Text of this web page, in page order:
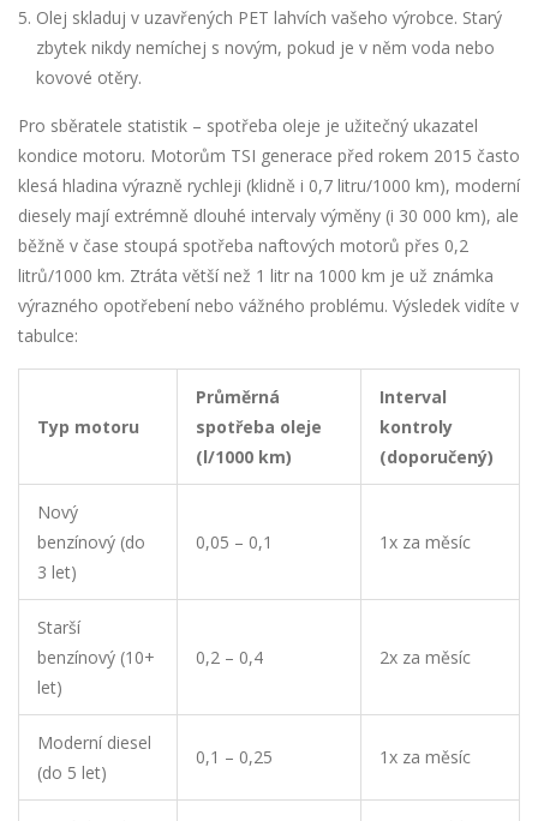
Olej skladuj v uzavřených PET lahvích vašeho výrobce. Starý
zbytek nikdy nemíchej s novým, pokud je v něm voda nebo
kovové otěry.
Pro sběratele statistik – spotřeba oleje je užitečný ukazatel
kondice motoru. Motorům TSI generace před rokem 2015 často
klesá hladina výrazně rychleji (klidně i 0,7 litru/1000 km), moderní
diesely mají extrémně dlouhé intervaly výměny (i 30 000 km), ale
běžně v čase stoupá spotřeba naftových motorů přes 0,2
litrů/1000 km. Ztráta větší než 1 litr na 1000 km je už známka
výrazného opotřebení nebo vážného problému. Výsledek vidíte v
tabulce:
Typ motoru
Průměrná
spotřeba oleje
(l/1000 km)
Interval
kontroly
(doporučený)
Nový
benzínový (do
3 let)
0,05 – 0,1 1x za měsíc
Starší
benzínový (10+
let)
0,2 – 0,4 2x za měsíc
Moderní diesel
(do 5 let)
0,1 – 0,25 1x za měsíc